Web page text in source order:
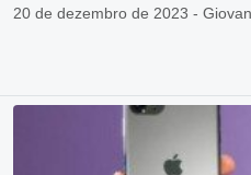
20 de dezembro de 2023 -